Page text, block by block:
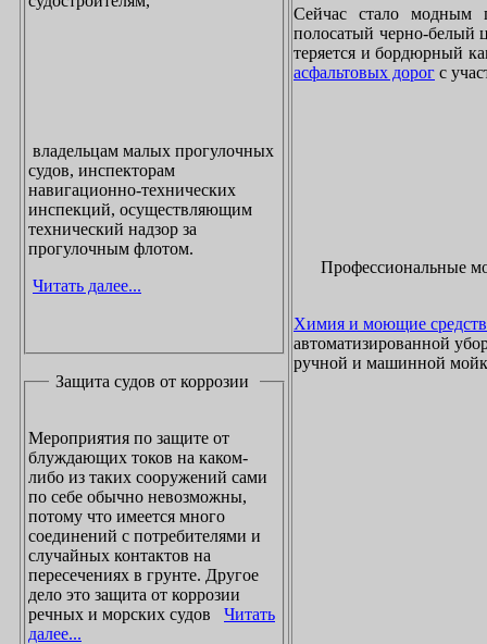
владельцам малых прогулочных
судов, инспекторам
навигационно-технических
инспекций, осуществляющим
технический надзор за
прогулочным флотом.
Читать далее...
Защита судов от коррозии
Мероприятия по защите от
блуждающих токов на каком-
либо из таких сооружений сами
по себе обычно невозможны,
потому что имеется много
соединений с потребителями и
случайных контактов на
пересечениях в грунте. Другое
дело это защита от коррозии
речных и морских судов Читать
далее...
Сейчас стало модным
полосатый черно-белый
теряется и бордюрный
асфальтовых дорог с
Профессиональные
Химия и моющие
автоматизированной
ручной и машинной